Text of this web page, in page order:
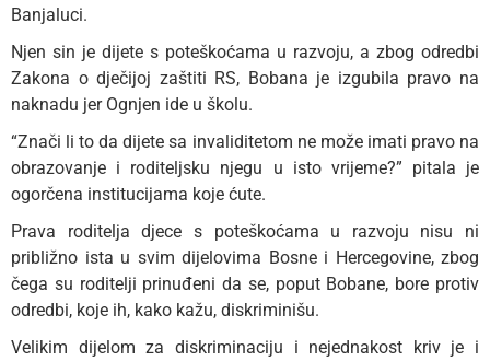
Banjaluci.
Njen sin je dijete s poteškoćama u razvoju, a zbog odredbi
Zakona o dječijoj zaštiti RS, Bobana je izgubila pravo na
naknadu jer Ognjen ide u školu.
“Znači li to da dijete sa invaliditetom ne može imati pravo na
obrazovanje i roditeljsku njegu u isto vrijeme?” pitala je
ogorčena institucijama koje ćute.
Prava roditelja djece s poteškoćama u razvoju nisu ni
približno ista u svim dijelovima Bosne i Hercegovine, zbog
čega su roditelji prinuđeni da se, poput Bobane, bore protiv
odredbi, koje ih, kako kažu, diskriminišu.
Velikim dijelom za diskriminaciju i nejednakost kriv je i